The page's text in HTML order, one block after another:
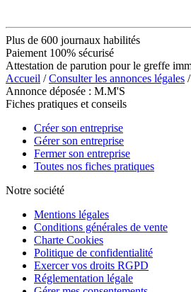
Plus de 600 journaux habilités
Paiement 100% sécurisé
Attestation de parution pour le greffe
Accueil /Consulter les annonces légales /
Annonce déposée : M.M'S
Fiches pratiques et conseils
Créer son entreprise
Gérer son entreprise
Fermer son entreprise
Toutes nos fiches pratiques
Notre société
Mentions légales
Conditions générales de vente
Charte Cookies
Politique de confidentialité
Exercer vos droits RGPD
Réglementation légale